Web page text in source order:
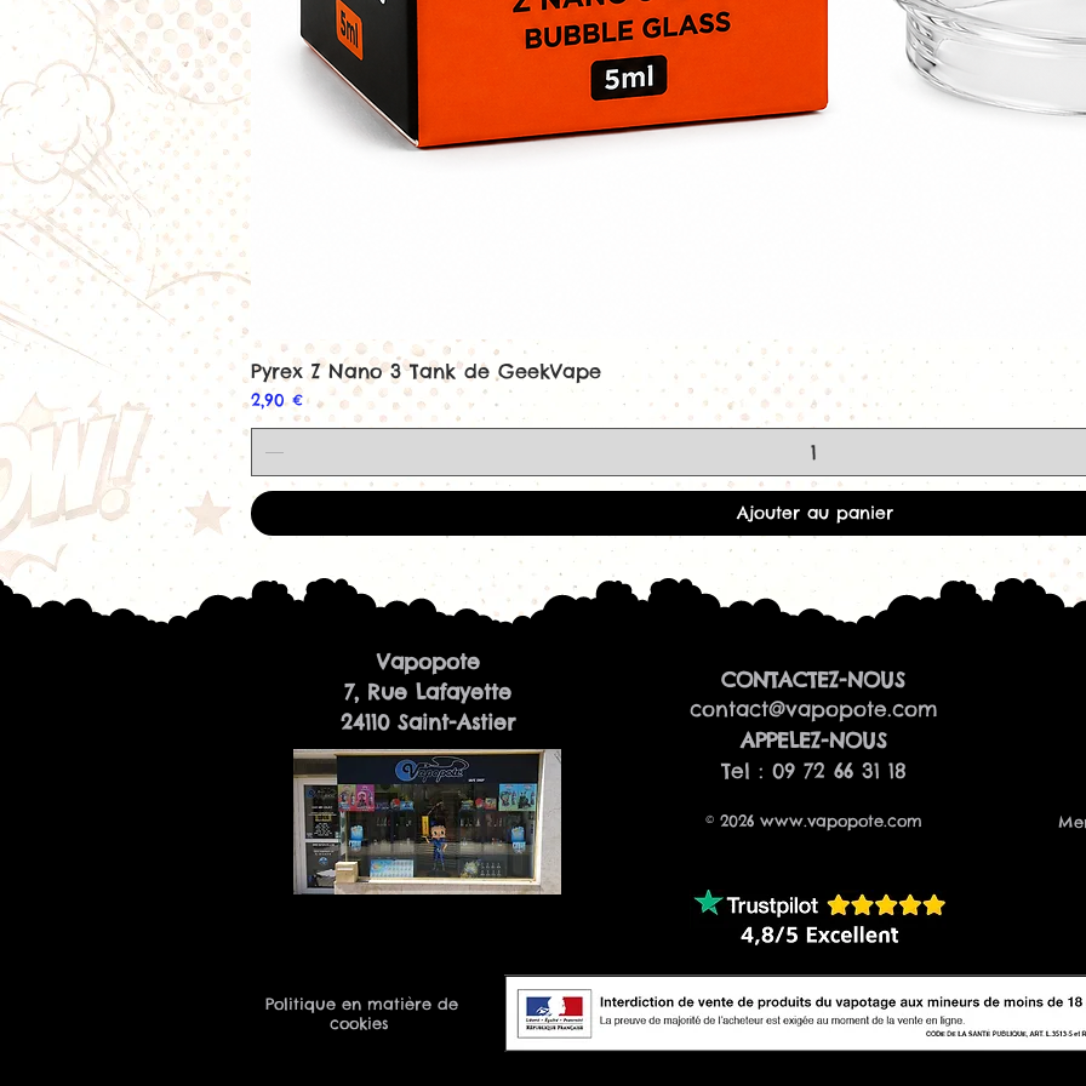
Aperçu rapide
Pyrex Z Nano 3 Tank de GeekVape
Prix
2,90 €
Ajouter au panier
Vapopote
7, Rue Lafayette
24110 Saint-Astier
CONTACTEZ-NOUS
contact@vapopote.com
​APPELEZ-NOUS
Tel : 09 72 66 31 18
© 2026 www.vapopote.com
Politique en matière de
cookies